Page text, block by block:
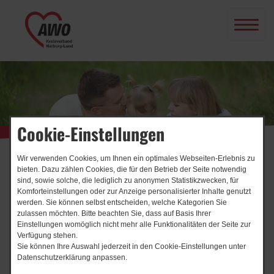
Cookie-Einstellungen
Wir verwenden Cookies, um Ihnen ein optimales Webseiten-Erlebnis zu
bieten. Dazu zählen Cookies, die für den Betrieb der Seite notwendig
sind, sowie solche, die lediglich zu anonymen Statistikzwecken, für
Komforteinstellungen oder zur Anzeige personalisierter Inhalte genutzt
werden. Sie können selbst entscheiden, welche Kategorien Sie
zulassen möchten. Bitte beachten Sie, dass auf Basis Ihrer
Einstellungen womöglich nicht mehr alle Funktionalitäten der Seite zur
Verfügung stehen.
Sie können Ihre Auswahl jederzeit in den Cookie-Einstellungen unter
Datenschutzerklärung anpassen.
Start Kontaktformular
Kontaktformular
AWO Kreisverband Harburg-Land e.V.
Niedersachsenstraße 31
21423 Winsen (Luhe)
Telefon:(04171) 76 949-0 (AB)